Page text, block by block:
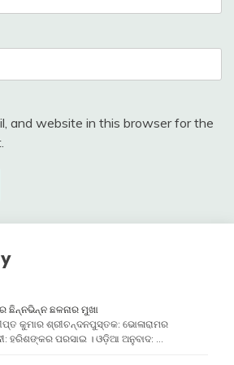
and website in this browser for the
ଛିନ୍ନଭିନ୍ନ ଛଳନାର ମୁଖା
କୁମାର ଶ୍ରୀଚନ୍ଦନପୁସ୍ତକ: ଭୋଳାରାମର
ହରିଶଙ୍କର ପରସାଇ । ଓଡ଼ିଆ ଅନୁବାଦ: …